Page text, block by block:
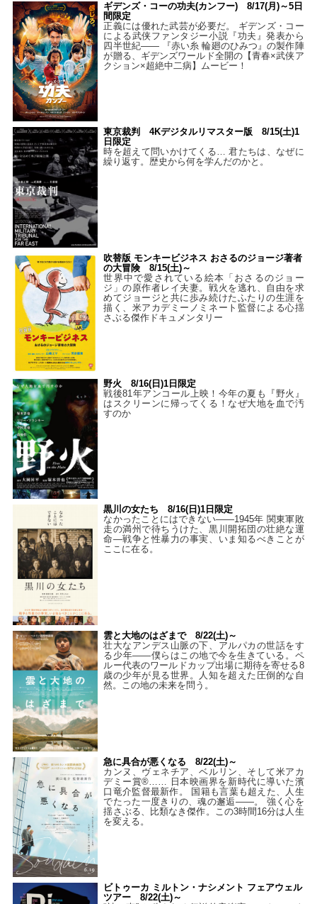
ギデンズ・コーの功夫(カンフー) 8/17(月)～5日
間限定
正義には優れた武芸が必要だ。 ギデンズ・コー
による武侠ファンタジー小説『功夫』発表から
四半世紀―― 『赤い糸 輪廻のひみつ』の製作陣
が贈る、ギデンズワールド全開の【青春×武侠ア
クション×超絶中二病】ムービー！
東京裁判 4Kデジタルリマスター版 8/15(土)1
日限定
時を超えて問いかけてくる… 君たちは、なぜに
繰り返す。歴史から何を学んだのかと。
吹替版 モンキービジネス おさるのジョージ著者
の大冒険 8/15(土)～
世界中で愛されている絵本「おさるのジョー
ジ」の原作者レイ夫妻。戦火を逃れ、自由を求
めてジョージと共に歩み続けたふたりの生涯を
描く、米アカデミーノミネート監督による心揺
さぶる傑作ドキュメンタリー
野火 8/16(日)1日限定
戦後81年アンコール上映！今年の夏も『野火』
はスクリーンに帰ってくる！なぜ大地を血で汚
すのか
黒川の女たち 8/16(日)1日限定
なかったことにはできない——1945年 関東軍敗
走の満州で待ちうけた、黒川開拓団の壮絶な運
命―戦争と性暴力の事実、いま知るべきことが
ここに在る。
雲と大地のはざまで 8/22(土)～
壮大なアンデス山脈の下、アルパカの世話をす
る少年――僕らはこの地で今を生きている。ペ
ルー代表のワールドカップ出場に期待を寄せる8
歳の少年が見る世界。人知を超えた圧倒的な自
然。この地の未来を問う。
急に具合が悪くなる 8/22(土)～
カンヌ、ヴェネチア、ベルリン、そして米アカ
デミー賞®…… 日本映画界を新時代に導いた濱
口竜介監督最新作。 国籍も言葉も超えた、人生
でたった一度きりの、魂の邂逅――。 強く心を
揺さぶる、比類なき傑作。この3時間16分は人生
を変える。
ビトゥーカ ミルトン・ナシメント フェアウェル
ツアー 8/22(土)～